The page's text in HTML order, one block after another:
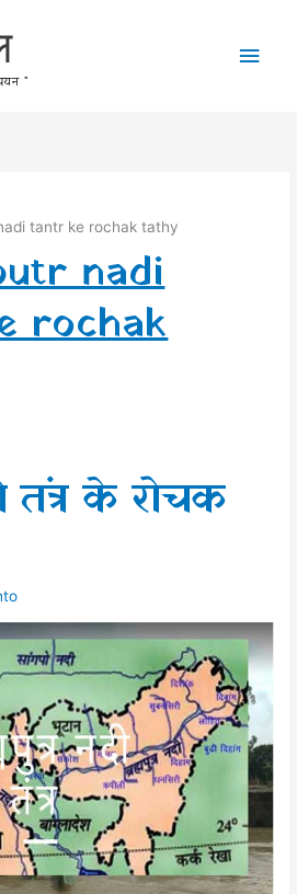
"
Main
tantr ke rochak tathy
nadi
rochak
तंत्र के रोचक